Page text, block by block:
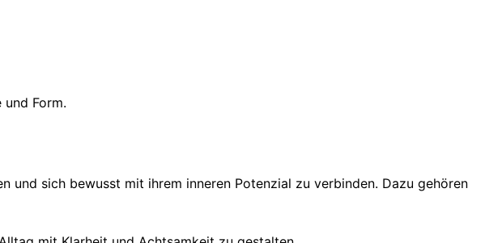
Form.
und sich bewusst mit ihrem inneren Potenzial zu verbinden. Dazu gehören